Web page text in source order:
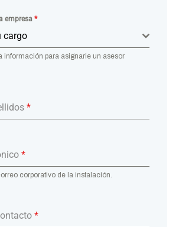
empresa *
cargo
información para asignarle un asesor
*
*
corporativo de la instalación.
*